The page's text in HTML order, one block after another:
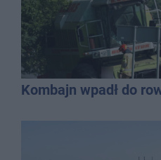
Kombajn wpadł do